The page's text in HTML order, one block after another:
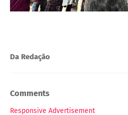
Da Redação
Comments
Responsive Advertisement